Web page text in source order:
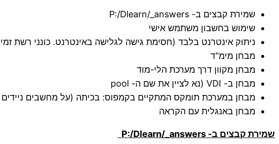
שמירת קבצים ב- P:/Dlearn/_answers
שימוש בחשבון משתמש אישי
ניתוק אינטרנט בלבד (חסימת גישה לגלישה באינטרנט. כונני רשת
מבחן מימ"ד
מבחן מקוון דרך מערכת הלי-מוד
מבחן ב- VDI (נא לציין את שם ה- pool
מבחן במערכת תומקס המתקיים בקמפוס: בכיתה (על מחשבים
מבחן באנגלית עם הקראה
שמירת קבצים ב- P:/Dlearn/_answers